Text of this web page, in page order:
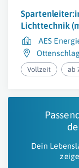
Lichttechnik
AES
Vollzeit ab
Dein